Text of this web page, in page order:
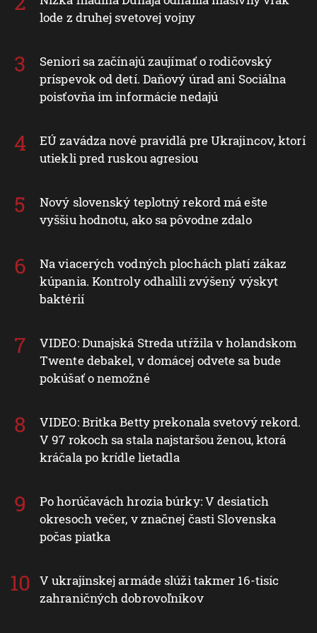
lode z druhej svetovej vojny
Seniori sa začínajú zaujímať o rodičovský
príspevok od detí. Daňový úrad ani Sociálna
poisťovňa im informácie nedajú
EÚ zavádza nové pravidlá pre Ukrajincov, ktorí
utiekli pred ruskou agresiou
Nový slovenský teplotný rekord má ešte
vyššiu hodnotu, ako sa pôvodne zdalo
Na viacerých vodných plochách platí zákaz
kúpania. Kontroly odhalili zvýšený výskyt
baktérií
VIDEO: Dunajská Streda utŕžila v holandskom
Twente debakel, v domácej odvete sa bude
pokúšať o nemožné
VIDEO: Britka Betty prekonala svetový rekord.
V 97 rokoch sa stala najstaršou ženou, ktorá
kráčala po krídle lietadla
Po horúčavách hrozia búrky: V desiatich
okresoch večer, v značnej časti Slovenska
počas piatka
V ukrajinskej armáde slúži takmer 16-tisíc
zahraničných dobrovoľníkov